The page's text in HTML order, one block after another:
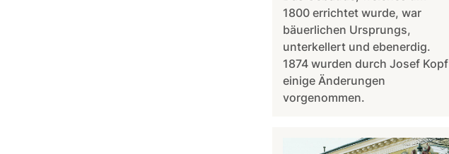
1800 errichtet wurde, war
bäuerlichen Ursprungs,
unterkellert und ebenerdig.
1874 wurden durch Josef Kopf
einige Änderungen
vorgenommen.